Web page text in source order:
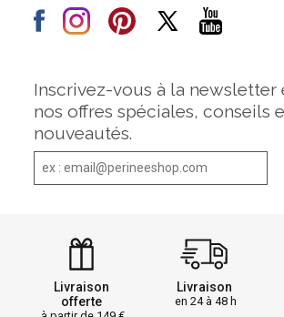
Inscrivez-vous à la newsletter
nos offres spéciales, conseils
nouveautés.
Livraison
offerte
Livraison
en 24 à 48 h